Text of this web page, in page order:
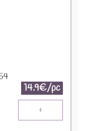
14.9€/pc
+